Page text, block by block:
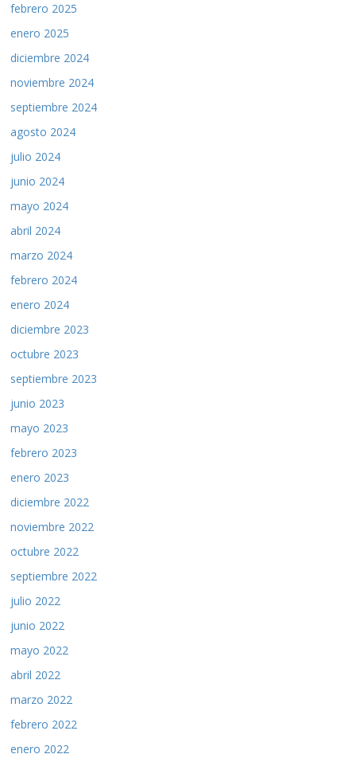
febrero 2025
enero 2025
diciembre 2024
noviembre 2024
septiembre 2024
agosto 2024
julio 2024
junio 2024
mayo 2024
abril 2024
marzo 2024
febrero 2024
enero 2024
diciembre 2023
octubre 2023
septiembre 2023
junio 2023
mayo 2023
febrero 2023
enero 2023
diciembre 2022
noviembre 2022
octubre 2022
septiembre 2022
julio 2022
junio 2022
mayo 2022
abril 2022
marzo 2022
febrero 2022
enero 2022